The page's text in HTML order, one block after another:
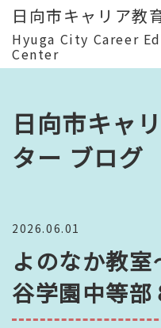
日向市キャリア教
Hyuga City Career
Center
日向市キャ
ター ブログ
2026.06.01
よのなか教
谷学園中等部